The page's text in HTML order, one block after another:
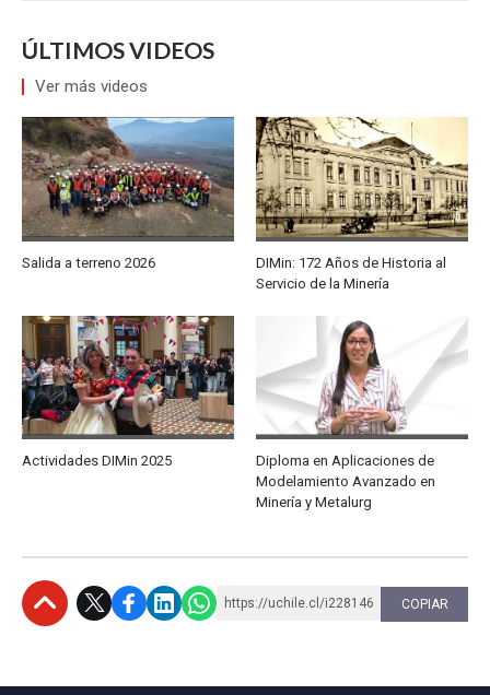
ÚLTIMOS VIDEOS
Ver más videos
Salida a terreno 2026
DIMin: 172 Años de Historia al
Servicio de la Minería
Actividades DIMin 2025
Diploma en Aplicaciones de
Modelamiento Avanzado en
Minería y Metalurg
https://uchile.cl/i228146 COPIAR